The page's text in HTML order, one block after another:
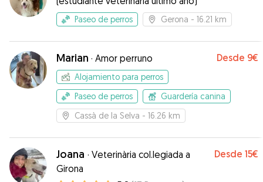
Paseo de perros Gerona - 16.21 km
Marian · Amor perruno Desde 9€
Alojamiento para perros
Paseo de perros
Guardería canina
Cassà de la Selva - 16.26 km
Joana · Veterinària col.legiada a
Girona
Desde 15€